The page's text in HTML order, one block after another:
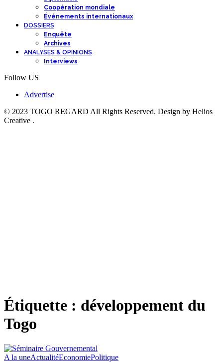
Coopération mondiale
Événements internationaux
DOSSIERS
Enquête
Archives
ANALYSES & OPINIONS
Interviews
Follow US
Advertise
© 2023 TOGO REGARD All Rights Reserved. Design by Helios
Creative .
Étiquette : développement du
Togo
A la uneActualitéEconomiePolitique